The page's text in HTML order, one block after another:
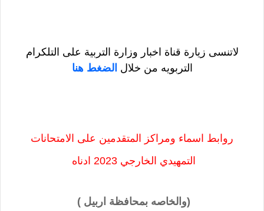
لاتنسى زيارة قناة اخبار وزارة التربية على التلكرام
التربويه من خلال الضغط هنا
روابط اسماء ومراكز المتقدمين على الامتحانات
التمهيدي الخارجي 2023 ادناه
(والخاصه بمحافظة اربيل )